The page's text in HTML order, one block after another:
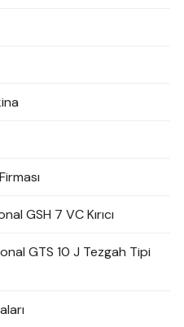
GSH 7 VC Kırıcı
GTS 10 J Tezgah Tipi